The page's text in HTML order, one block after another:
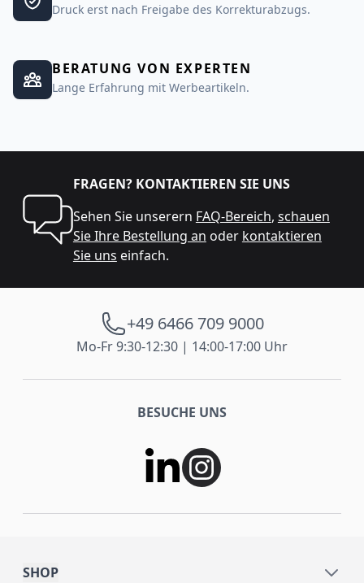
Druck erst nach Freigabe des Korrekturabzugs.
BERATUNG VON EXPERTEN
Lange Erfahrung mit Werbeartikeln.
FRAGEN? KONTAKTIEREN SIE UNS
Sehen Sie unserern FAQ-Bereich, schauen
Sie Ihre Bestellung an oder kontaktieren
Sie uns einfach.
+49 6466 709 9000
Mo-Fr 9:30-12:30 | 14:00-17:00 Uhr
BESUCHE UNS
SHOP